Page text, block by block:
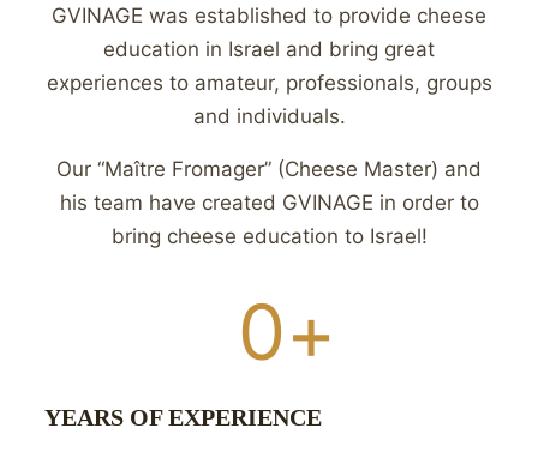
GVINAGE was established to provide cheese
education in Israel and bring great
experiences to amateur, professionals, groups
and individuals.
Our “Maître Fromager” (Cheese Master) and
his team have created GVINAGE in order to
bring cheese education to Israel!
0+
YEARS OF EXPERIENCE